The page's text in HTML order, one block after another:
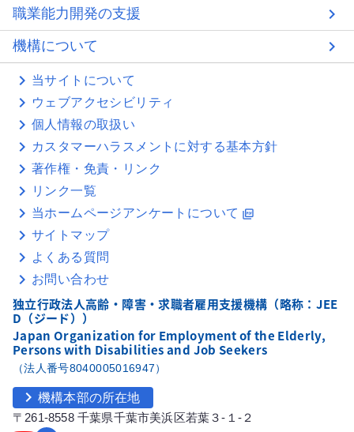
職業能力開発の支援
機構について
当サイトについて
ウェブアクセシビリティ
個人情報の取扱い
カスタマーハラスメントに対する基本方針
著作権・免責・リンク
リンク一覧
当ホームページアンケートについて picture_as_pdf
サイトマップ
よくある質問
お問い合わせ
独立行政法人高齢・障害・求職者雇用支援機構（略称：JEE
D（ジード））
Japan Organization for Employment of the Elderly,
Persons with Disabilities and Job Seekers
（法人番号8040005016947）
chevron_right 機構本部の所在地
〒261-8558 千葉県千葉市美浜区若葉３-１-２